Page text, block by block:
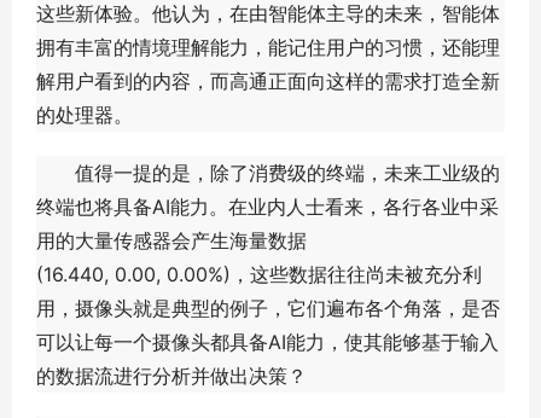
这些新体验。他认为，在由智能体主导的未来，智能体
拥有丰富的情境理解能力，能记住用户的习惯，还能理
解用户看到的内容，而高通正面向这样的需求打造全新
的处理器。
值得一提的是，除了消费级的终端，未来工业级的
终端也将具备AI能力。在业内人士看来，各行各业中采
用的大量传感器会产生海量数据
(16.440, 0.00, 0.00%)，这些数据往往尚未被充分利
用，摄像头就是典型的例子，它们遍布各个角落，是否
可以让每一个摄像头都具备AI能力，使其能够基于输入
的数据流进行分析并做出决策？